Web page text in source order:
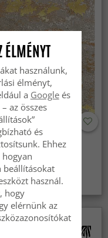
szőnyeg - Elena
arany)
Ft 19 949 Ft
ÉLMÉNYT
használunk,
élményt,
a Googleés
az összes
és
Ehhez
beállításokat
használ.
hogy
elérnünk az